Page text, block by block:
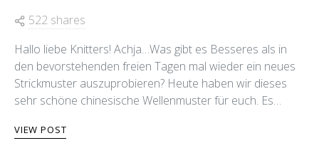
522 shares
Hallo liebe Knitters! Achja…Was gibt es Besseres als in
den bevorstehenden freien Tagen mal wieder ein neues
Strickmuster auszuprobieren? Heute haben wir dieses
sehr schöne chinesische Wellenmuster für euch. Es…
VIEW POST